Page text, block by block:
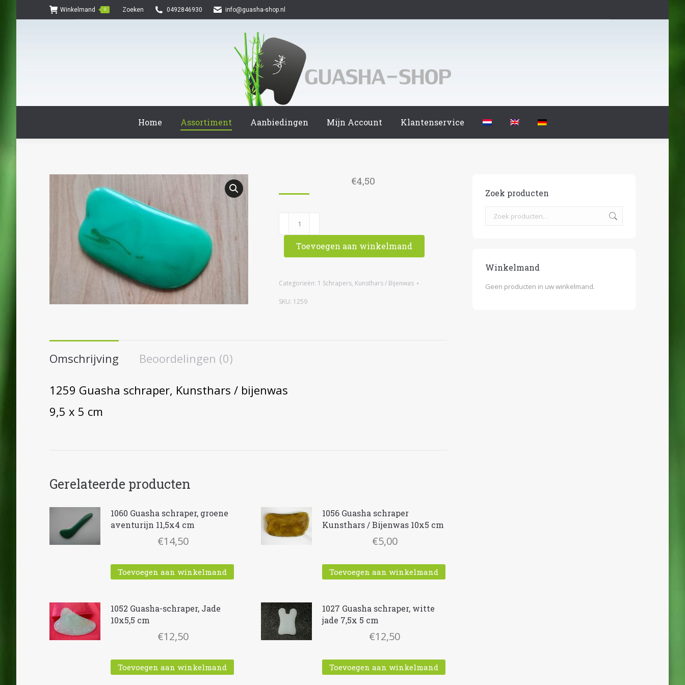
Winkelmand 0 Search:
Zoeken 0492846930 info@guasha-shop.nl
Home Assortiment Aanbiedingen Mijn Account Klantenservice
€4,50
1259
Guasha
schraper,
/
bijenwas
Toevoegen aan winkelmand
Categorieën: 1 Schrapers, Kunsthars / Bijenwas
SKU: 1259
Omschrijving Beoordelingen (0)
1259 Guasha schraper, Kunsthars / bijenwas
9,5 x 5 cm
Gerelateerde producten
1060 Guasha schraper, groene
aventurijn 11,5x4 cm
€14,50
Toevoegen aan winkelmand
1056 Guasha schraper
Kunsthars / Bijenwas 10x5 cm
€5,00
Toevoegen aan winkelmand
1052 Guasha-schraper, Jade
10x5,5 cm
€12,50
Toevoegen aan winkelmand
1027 Guasha schraper, witte
jade 7,5x 5 cm
€12,50
Toevoegen aan winkelmand
Zoek producten
Winkelmand
Geen producten in uw winkelmand.